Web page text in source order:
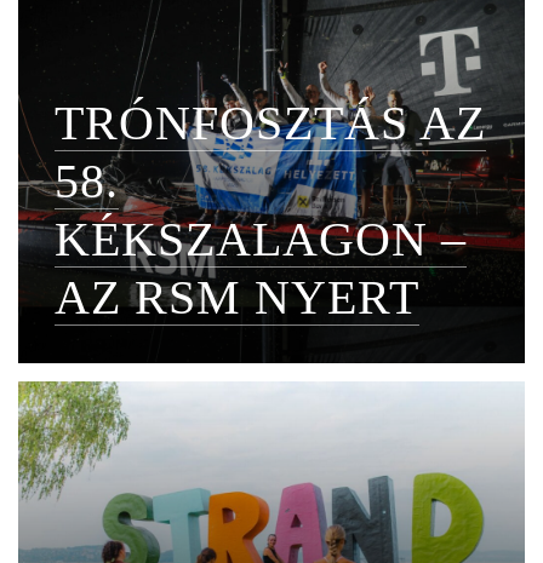
TRÓNFOSZTÁS AZ
58.
KÉKSZALAGON –
AZ RSM NYERT